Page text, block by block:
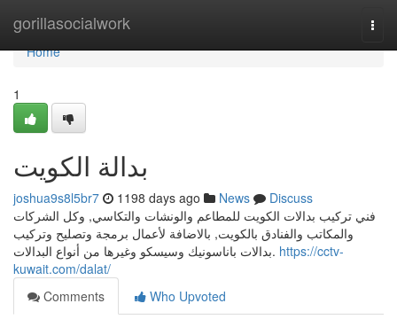
gorillasocialwork
Home
Home
1
بدالة الكويت
joshua9s8l5br7 1198 days ago News
Discuss
فني تركيب بدالات الكويت للمطاعم والونشات والتكاسي, وكل الشركات
والمكاتب والفنادق بالكويت, بالاضافة لأعمال برمجة وتصليح وتركيب
بدالات باناسونيك وسيسكو وغيرها من أنواع البدالات. https://cctv-
kuwait.com/dalat/
Comments
Who Upvoted